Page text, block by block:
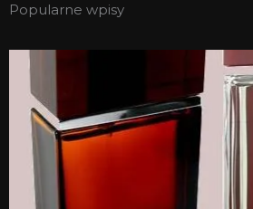
Popularne wpisy